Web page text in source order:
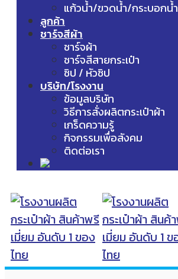
แก้วน้ำ/ขวดน้ำ/กระบอกน้ำ
ลูกค้า
ชาร์จสีผ้า
ชาร์จผ้า
ชาร์จสีสายกระเป๋า
ซิป / หัวซิป
บริษัท/โรงงาน
ข้อมูลบริษัท
วิธีการสั่งผลิตกระเป๋าผ้า
เกร็ดความรู้
กิจกรรมเพื่อสังคม
ติดต่อเรา